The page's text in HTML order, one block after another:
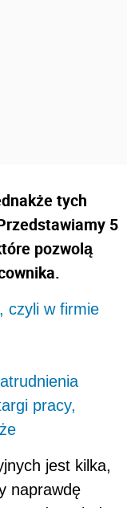
tych
5
pozwolą
czyli w firmie
pracy,
jest kilka,
naprawdę